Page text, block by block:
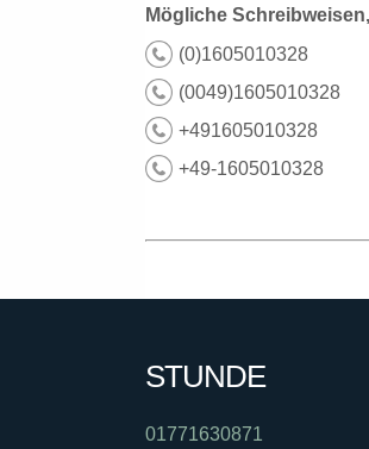
Mögliche
(0)1605010328
(0049)1605010328
+491605010328
+49-1605010328
STUNDE
01771630871